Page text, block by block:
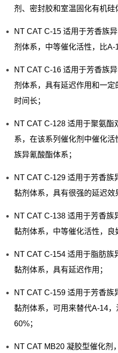
剂、密封胶和室温固化有机硅
NT CAT C-15 适用于芳香族
剂体系，中等催化活性，比A-
NT CAT C-16 适用于芳香族
剂体系，具有延迟作用和一
时间长；
NT CAT C-128 适用于聚氨酯
系，在该系列催化剂中催化
族异氰酸酯体系；
NT CAT C-129 适用于芳香族
黏剂体系，具有很强的延迟效
NT CAT C-138 适用于芳香族
黏剂体系，中等催化活性，良
NT CAT C-154 适用于脂肪族
黏剂体系，具有延迟作用；
NT CAT C-159 适用于芳香族
黏剂体系，可用来替代A-14
60%；
NT CAT MB20 凝胶型催化剂